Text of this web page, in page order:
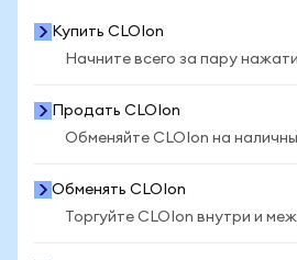
Купить CLOIon
Начните всего за пару
Продать CLOIon
Обменяйте CLOIon на
Обменять CLOIon
Торгуйте CLOIon внутри и